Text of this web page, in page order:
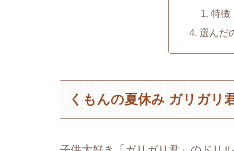
特徴
選んだ
くもんの夏休み ガリガリ